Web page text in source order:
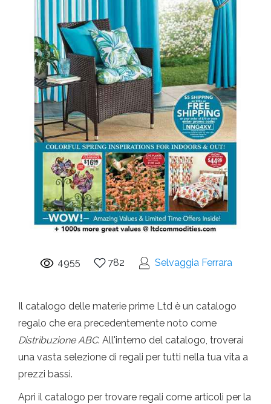
4955 782 Selvaggia Ferrara
Il catalogo delle materie prime Ltd è un catalogo
regalo che era precedentemente noto come
Distribuzione ABC. All'interno del catalogo, troverai
una vasta selezione di regali per tutti nella tua vita a
prezzi bassi.
Apri il catalogo per trovare regali come articoli per la